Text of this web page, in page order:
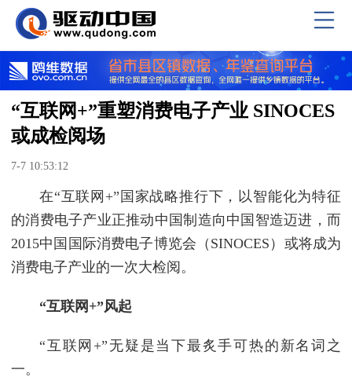
“互联网+”重塑消费电子产业 SINOCES
或成检阅场
7-7 10:53:12
在“互联网+”国家战略推行下，以智能化为特征
的消费电子产业正推动中国制造向中国智造迈进，而
2015中国国际消费电子博览会（SINOCES）或将成为
消费电子产业的一次大检阅。
“互联网+”风起
“互联网+”无疑是当下最炙手可热的新名词之
一。